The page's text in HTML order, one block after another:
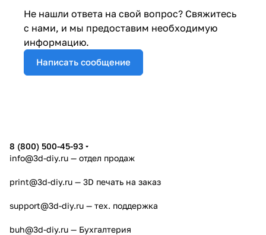
Не нашли ответа на свой вопрос? Свяжитесь
с нами, и мы предоставим необходимую
информацию.
Написать сообщение
8 (800) 500-45-93
info@3d-diy.ru — отдел продаж
print@3d-diy.ru — 3D печать на заказ
support@3d-diy.ru — тех. поддержка
buh@3d-diy.ru — Бухгалтерия